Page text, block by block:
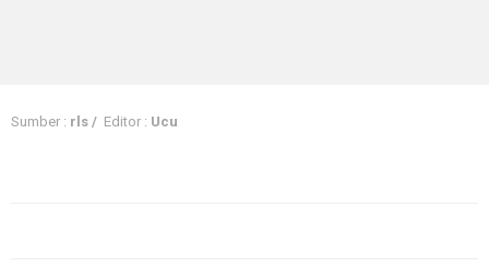
Sumber : rls / Editor : Ucu